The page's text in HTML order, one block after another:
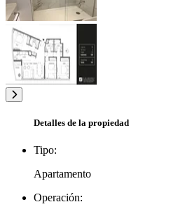
Detalles de la propiedad
Tipo:
Apartamento
Operación: